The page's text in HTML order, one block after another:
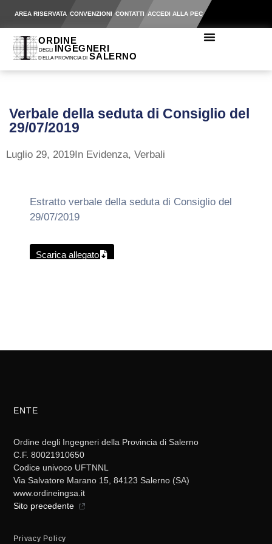
AREA RISERVATA CONVENZIONI CONTATTI ACCEDI ALLA PEC
Verbale della seduta di Consiglio del
29/07/2019
Luglio 29, 2019In Evidenza, Verbali
Estratto verbale della seduta di Consiglio del
29/07/2019
Scarica allegato
ENTE
Ordine degli Ingegneri della Provincia di Salerno
C.F. 80021910650
Codice univoco UFTNNL
Via Salvatore Marano 15, 84123 Salerno (SA)
www.ordineingsa.it
Sito precedente
Privacy Policy